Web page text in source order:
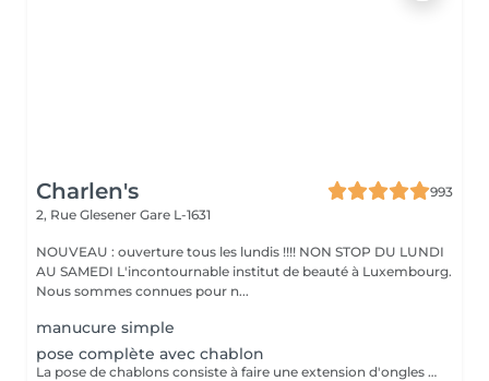
Charlen's
993
2, Rue Glesener Gare L-1631
NOUVEAU : ouverture tous les lundis !!!! NON STOP DU LUNDI
AU SAMEDI L'incontournable institut de beauté à Luxembourg.
Nous sommes connues pour n...
manucure simple
pose complète avec chablon
La pose de chablons consiste à faire une extension d'ongles en gel, sans avoir recours aux capsules. Prestation un peu plus longue que les capsules mais tres tres jolie :)